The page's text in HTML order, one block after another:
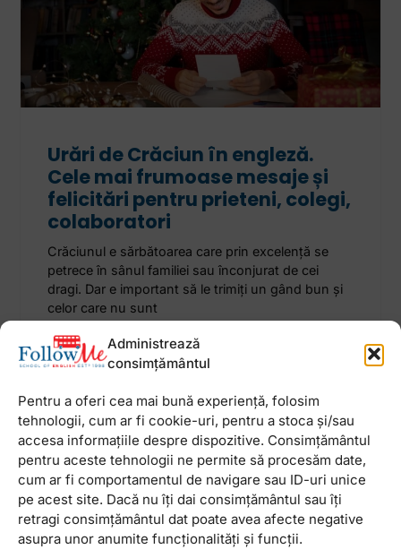
Administrează
consimțământul
Pentru a oferi cea mai bună experiență, folosim
tehnologii, cum ar fi cookie-uri, pentru a stoca și/sau
accesa informațiile despre dispozitive. Consimțământul
pentru aceste tehnologii ne permite să procesăm date,
cum ar fi comportamentul de navigare sau ID-uri unice
pe acest site. Dacă nu îți dai consimțământul sau îți
retragi consimțământul dat poate avea afecte negative
asupra unor anumite funcționalități și funcții.
Urări de Crăciun în engleză.
Cele mai frumoase mesaje și
felicitări pentru prieteni, colegi,
colaboratori
Crăciunul e sărbătoarea care prin excelență se
petrece în sânul familiei sau înconjurat de cei
dragi. Dar e important să le trimiți un gând bun și
celor care nu sunt
28 noiembrie 2025 Niciun comentariu
Newsletter